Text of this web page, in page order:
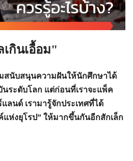
กินเอื้อม"
มสนับสนุนความฝันให้นักศึกษาได้
นระดับโลก แต่ก่อนที่เราจะแพ็ค
ลนด์ เรามารู้จักประเทศที่ได้
ห่งยุโรป” ให้มากขึ้นกันอีกสักเล็ก